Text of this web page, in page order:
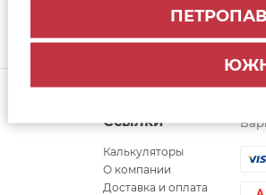
Ссылки
Калькуляторы
О компании
Доставка и оплата